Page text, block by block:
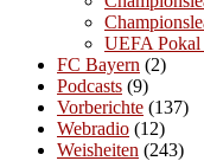
UEFA Pokal
FC Bayern (2)
Podcasts (9)
Vorberichte (137)
Webradio (12)
Weisheiten (243)